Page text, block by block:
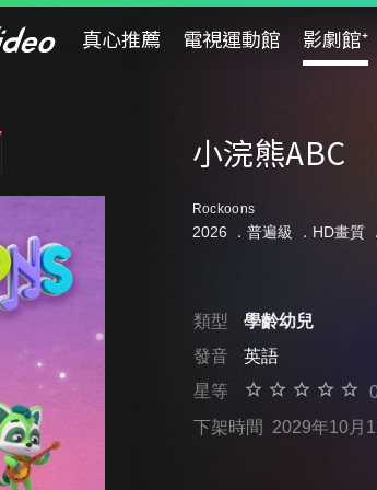
真心推薦 電視運動館 影劇館⁺
小浣熊ABC
Rockoons
2026 ． 普遍級 ．HD畫質
類型
學齡幼兒
發音
英語
星等
下架時間 2029年10月